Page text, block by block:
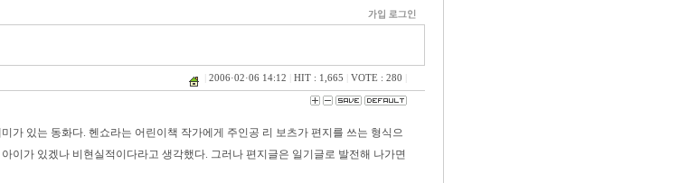
2006·02·06 14:12 HIT : 1,665 VOTE : 280
가 있는 동화다. 헨쇼라는 어린이책 작가에게 주인공 리 보츠가 편지를 쓰는 형식으
이가 있겠나 비현실적이다라고 생각했다. 그러나 편지글은 일기글로 발전해 나가면